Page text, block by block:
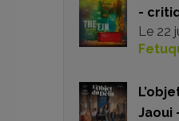
-
Le 22
Jaoui